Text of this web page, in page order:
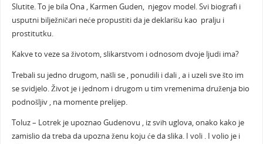
Slutite. To je bila Ona , Karmen Guden, njegov model. Svi biografi i
usputni bilježničari neće propustiti da je deklarišu kao pralju i
prostitutku.
Kakve to veze sa životom, slikarstvom i odnosom dvoje ljudi ima?
Trebali su jedno drugom, našli se , ponudili i dali , a i uzeli sve što im
se svidjelo. Život je i jednom i drugom u tim vremenima druženja bio
podnošljiv , na momente prelijep.
Toluz – Lotrek je upoznao Gudenovu , iz svih uglova, onako kako je
zamislio da treba da upozna ženu koju će da slika. I voli . I volio je i